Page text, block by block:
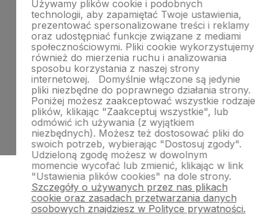
Sklep internetowy Shoper.pl Szablon Shoper Modern 3.0™ od
GrowCommerce
Używamy plików cookie i podobnych
technologii, aby zapamiętać Twoje ustawienia,
prezentować spersonalizowane treści i reklamy
oraz udostępniać funkcje związane z mediami
społecznościowymi. Pliki cookie wykorzystujemy
również do mierzenia ruchu i analizowania
sposobu korzystania z naszej strony
internetowej.
Domyślnie włączone są jedynie
pliki niezbędne do poprawnego działania strony.
Poniżej możesz zaakceptować wszystkie rodzaje
plików, klikając "Zaakceptuj wszystkie", lub
odmówić ich używania (z wyjątkiem
niezbędnych). Możesz też dostosować pliki do
swoich potrzeb, wybierając "Dostosuj zgody".
Udzieloną zgodę możesz w dowolnym
momencie wycofać lub zmienić, klikając w link
"Ustawienia plików cookies" na dole strony.
Szczegóły o używanych przez nas plikach
cookie oraz zasadach przetwarzania danych
osobowych znajdziesz w Polityce prywatności.